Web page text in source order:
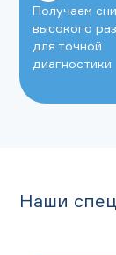
Получаем
высокого
для точной
диагностики
Наши